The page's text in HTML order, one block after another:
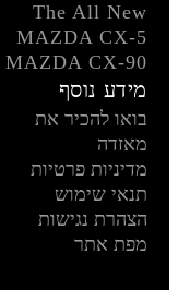
The All New
MAZDA CX-5
MAZDA CX-90
מידע נוסף
בואו להכיר את
מאזדה
מדיניות פרטיות
תנאי שימוש
הצהרת נגישות
מפת אתר